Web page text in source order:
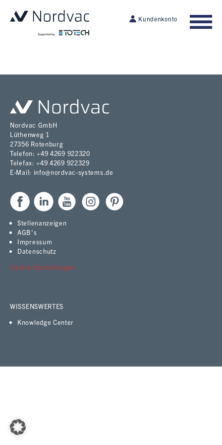
Kundenkonto
Nordvac GmbH
Lüthenweg 1
27356 Rotenburg
Telefon: +49 4269 922320
Telefax: +49 4269 922329
E-Mail: info@nordvac-systems.de
Stellenanzeigen
AGB's
Impressum
Datenschutz
Cookie Einstellungen
WISSENSWERTES
Knowledge Center